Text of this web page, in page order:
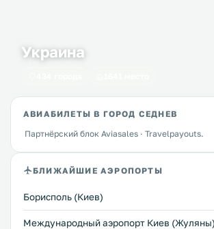
Украина
АВИАБИЛЕТЫ В ГОРОД СЕДНЕВ
Партнёрский блок Aviasales · Travelpayouts.
БЛИЖАЙШИЕ АЭРОПОРТЫ
Борисполь (Киев)
Международный аэропорт Киев